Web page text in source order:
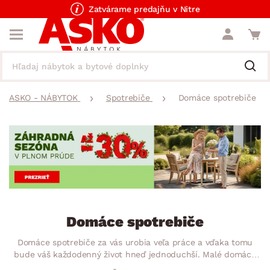
Zatvárame predajňu v Nitre
ASKO - NÁBYTOK Spotrebiče Domáce spotrebiče
Domáce spotrebiče
Domáce spotrebiče za vás urobia veľa práce a vďaka tomu
bude váš každodenný život hneď jednoduchší. Malé domáce